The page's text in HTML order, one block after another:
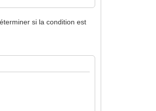
si la condition est